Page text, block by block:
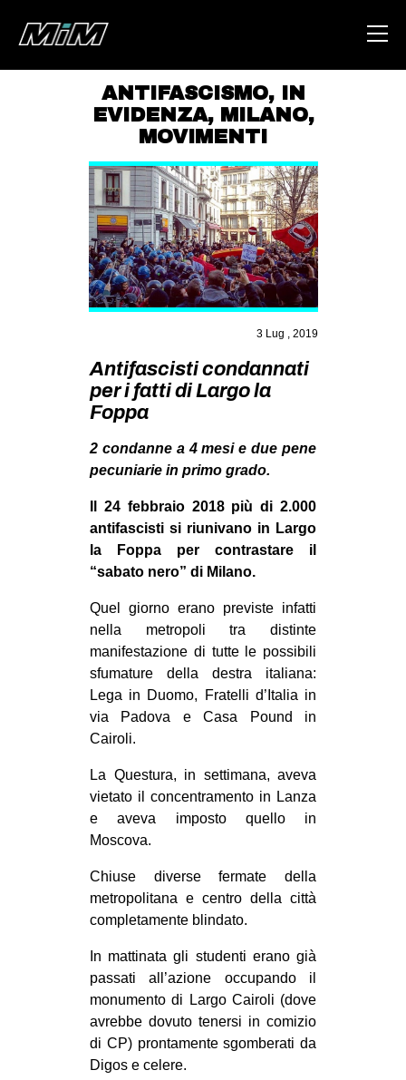
HOME
AREA
DEGENERAZIONE
GAZA FREESTYLE
CSOA LAMBRETTA
ZAM
MOBILITAZIONI
SPAZI
SPORT POPOLARE
MOVIMENTI
AMBIENTE
ANTIFASCISMO
DIRITTO ALL’ABITARE
GENERI
MIGRAZIONI
STUDENTI
CULTURE
CINEMA
MANIFESTI
MUSICA
RECENSIONI
INTERNAZIONALE
AFRICA
ANTIFASCISMO,
IN
EVIDENZA, MILANO,
MOVIMENTI
3 Lug , 2019
Antifascisti condannati
per i fatti di Largo la
Foppa
2 condanne a 4 mesi e due pene
pecuniarie in primo grado.
Il 24 febbraio 2018 più di 2.000
antifascisti si riunivano in Largo
la Foppa per contrastare il
“sabato nero” di Milano.
Quel giorno erano previste infatti
nella metropoli tra distinte
manifestazione di tutte le possibili
sfumature della destra italiana:
Lega in Duomo, Fratelli d’Italia in
via Padova e Casa Pound in
Cairoli.
La Questura, in settimana, aveva
vietato il concentramento in Lanza
e aveva imposto quello in
Moscova.
Chiuse diverse fermate della
metropolitana e centro della città
completamente blindato.
In mattinata gli studenti erano già
passati all’azione occupando il
monumento di Largo Cairoli (dove
avrebbe dovuto tenersi in comizio
di CP) prontamente sgomberati da
Digos e celere.